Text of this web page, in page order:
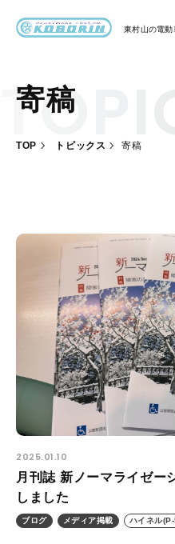
東村山の電動
ブリッジ
お客様の
会社概要
お問い合
プライバ
ALL
ニュー
メディ
寄稿
TOP トピックス 寄稿
2025.01.10
月刊誌 新ノーマライゼー
しました
ブログ メディア掲載 ハイネル